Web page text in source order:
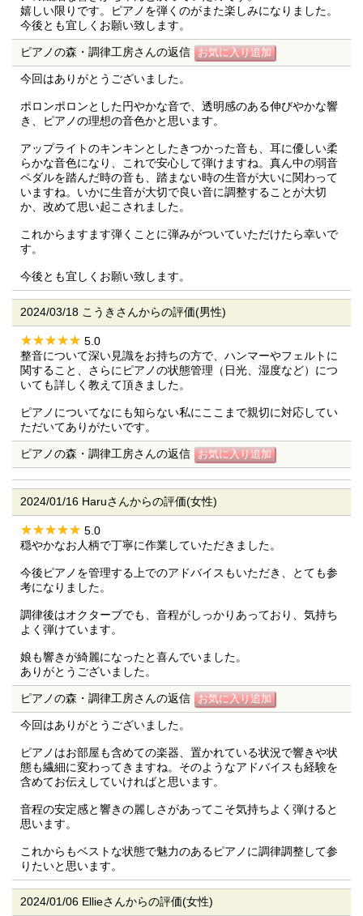
嬉しい限りです。ピアノを弾くのがまた楽しみになりました。
今後とも宜しくお願い致します。
ピアノの森・調律工房さんの返信
今回はありがとうございました。
ポロンポロンとした円やかな音で、透明感のある伸びやかな響
き、ピアノの理想の音色かと思います。
アップライトのキンキンとしたきつかった音も、耳に優しい柔
らかな音色になり、これで安心して弾けますね。真ん中の弱音
ペダルを踏んだ時の音も、踏まない時の生音が大いに関わって
いますね。いかに生音が大切で良い音に調整することが大切
か、改めて思い起こされました。
これからますます弾くことに弾みがついていただけたら幸いで
す。
今後とも宜しくお願い致します。
2024/03/18 こうきさんからの評価(男性)
5.0
整音について深い見識をお持ちの方で、ハンマーやフェルトに
関すること、さらにピアノの状態管理（日光、湿度など）につ
いても詳しく教えて頂きました。
ピアノについてなにも知らない私にここまで親切に対応してい
ただいてありがたいです。
ピアノの森・調律工房さんの返信
2024/01/16 Haruさんからの評価(女性)
5.0
穏やかなお人柄で丁寧に作業していただきました。
今後ピアノを管理する上でのアドバイスもいただき、とても参
考になりました。
調律後はオクターブでも、音程がしっかりあっており、気持ち
よく弾けています。
娘も響きが綺麗になったと喜んでいました。
ありがとうございました。
ピアノの森・調律工房さんの返信
今回はありがとうございました。
ピアノはお部屋も含めての楽器、置かれている状況で響きや状
態も繊細に変わってきますね。そのようなアドバイスも経験を
含めてお伝えしていければと思います。
音程の安定感と響きの麗しさがあってこそ気持ちよく弾けると
思います。
これからもベストな状態で魅力のあるピアノに調律調整して参
りたいと思います。
2024/01/06 Ellieさんからの評価(女性)